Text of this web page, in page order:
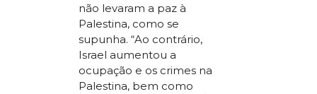
não levaram a paz à
Palestina, como se
supunha. “Ao contrário,
Israel aumentou a
ocupação e os crimes na
Palestina, bem como